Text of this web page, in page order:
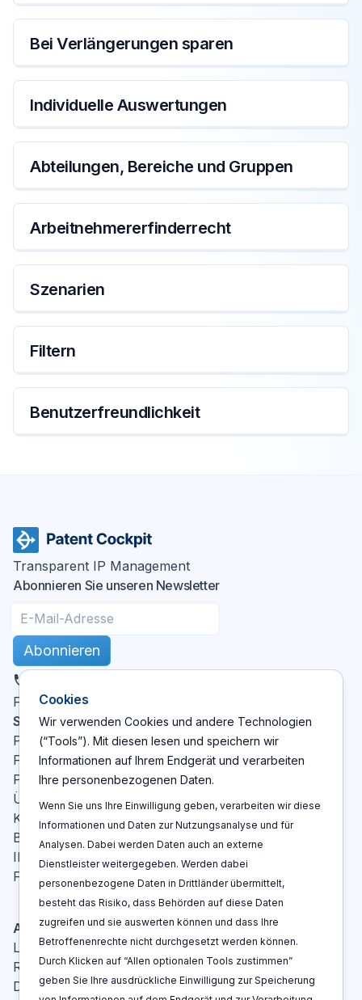
Bei Verlängerungen sparen
Individuelle Auswertungen
Abteilungen, Bereiche und Gruppen
Datenverwaltung
Arbeitnehmererfinderrecht
Szenarien
Filtern
Benutzerfreundlichkeit
Transparent IP Management
Abonnieren Sie unseren Newsletter
Abonnieren
Folgen Sie uns
Seiten
Patent Cockpit
Funktionen
Preise
Über Uns
Kontakt
Blog
IP-Glossar
FAQ
Aktionen
Log In
Registrieren
Demo buchen
Cookies
Wir verwenden Cookies und andere Technologien
(“Tools”). Mit diesen lesen und speichern wir
Informationen auf Ihrem Endgerät und verarbeiten
Ihre personenbezogenen Daten.
Wenn Sie uns Ihre Einwilligung geben, verarbeiten wir diese
Informationen und Daten zur Nutzungsanalyse und für
Analysen. Dabei werden Daten auch an externe
Dienstleister weitergegeben. Werden dabei
personenbezogene Daten in Drittländer übermittelt,
besteht das Risiko, dass Behörden auf diese Daten
zugreifen und sie auswerten können und dass Ihre
Betroffenenrechte nicht durchgesetzt werden können.
Durch Klicken auf “Allen optionalen Tools zustimmen”
geben Sie Ihre ausdrückliche Einwilligung zur Speicherung